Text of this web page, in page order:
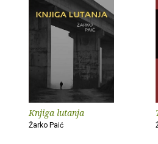
Knjiga lutanja
Žarko Paić